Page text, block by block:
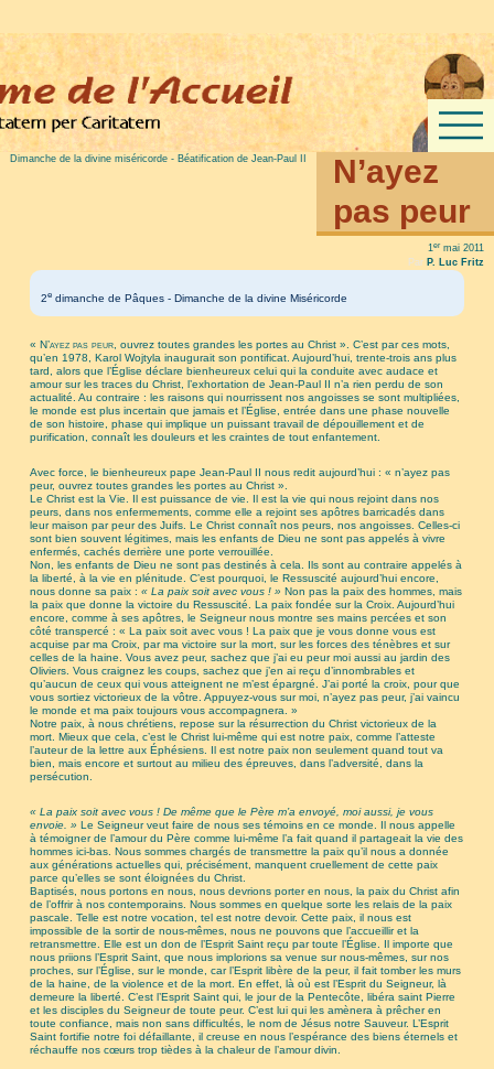
Dimanche de la divine miséricorde - Béatification de Jean-Paul II
N’ayez
pas peur
1 ermai 2011
Par P. Luc Fritz
2edimanche de Pâques - Dimanche de la divine Miséricorde
« N’ayez pas peur, ouvrez toutes grandes les portes au Christ ». C’est par ces mots,
qu’en 1978, Karol Wojtyla inaugurait son pontificat. Aujourd’hui, trente-trois ans plus
tard, alors que l’Église déclare bienheureux celui qui la conduite avec audace et
amour sur les traces du Christ, l’exhortation de Jean-Paul II n’a rien perdu de son
actualité. Au contraire : les raisons qui nourrissent nos angoisses se sont multipliées,
le monde est plus incertain que jamais et l’Église, entrée dans une phase nouvelle
de son histoire, phase qui implique un puissant travail de dépouillement et de
purification, connaît les douleurs et les craintes de tout enfantement.
Avec force, le bienheureux pape Jean-Paul II nous redit aujourd’hui : « n’ayez pas
peur, ouvrez toutes grandes les portes au Christ ».
Le Christ est la Vie. Il est puissance de vie. Il est la vie qui nous rejoint dans nos
peurs, dans nos enfermements, comme elle a rejoint ses apôtres barricadés dans
leur maison par peur des Juifs. Le Christ connaît nos peurs, nos angoisses. Celles-ci
sont bien souvent légitimes, mais les enfants de Dieu ne sont pas appelés à vivre
enfermés, cachés derrière une porte verrouillée.
Non, les enfants de Dieu ne sont pas destinés à cela. Ils sont au contraire appelés à
la liberté, à la vie en plénitude. C’est pourquoi, le Ressuscité aujourd’hui encore,
nous donne sa paix : « La paix soit avec vous ! » Non pas la paix des hommes, mais
la paix que donne la victoire du Ressuscité. La paix fondée sur la Croix. Aujourd’hui
encore, comme à ses apôtres, le Seigneur nous montre ses mains percées et son
côté transpercé : « La paix soit avec vous ! La paix que je vous donne vous est
acquise par ma Croix, par ma victoire sur la mort, sur les forces des ténèbres et sur
celles de la haine. Vous avez peur, sachez que j’ai eu peur moi aussi au jardin des
Oliviers. Vous craignez les coups, sachez que j’en ai reçu d’innombrables et
qu’aucun de ceux qui vous atteignent ne m’est épargné. J’ai porté la croix, pour que
vous sortiez victorieux de la vôtre. Appuyez-vous sur moi, n’ayez pas peur, j’ai vaincu
le monde et ma paix toujours vous accompagnera. »
Notre paix, à nous chrétiens, repose sur la résurrection du Christ victorieux de la
mort. Mieux que cela, c’est le Christ lui-même qui est notre paix, comme l’atteste
l’auteur de la lettre aux Éphésiens. Il est notre paix non seulement quand tout va
bien, mais encore et surtout au milieu des épreuves, dans l’adversité, dans la
persécution.
« La paix soit avec vous ! De même que le Père m’a envoyé, moi aussi, je vous
envoie. » Le Seigneur veut faire de nous ses témoins en ce monde. Il nous appelle
à témoigner de l’amour du Père comme lui-même l’a fait quand il partageait la vie des
hommes ici-bas. Nous sommes chargés de transmettre la paix qu’il nous a donnée
aux générations actuelles qui, précisément, manquent cruellement de cette paix
parce qu’elles se sont éloignées du Christ.
Baptisés, nous portons en nous, nous devrions porter en nous, la paix du Christ afin
de l’offrir à nos contemporains. Nous sommes en quelque sorte les relais de la paix
pascale. Telle est notre vocation, tel est notre devoir. Cette paix, il nous est
impossible de la sortir de nous-mêmes, nous ne pouvons que l’accueillir et la
retransmettre. Elle est un don de l’Esprit Saint reçu par toute l’Église. Il importe que
nous priions l’Esprit Saint, que nous implorions sa venue sur nous-mêmes, sur nos
proches, sur l’Église, sur le monde, car l’Esprit libère de la peur, il fait tomber les murs
de la haine, de la violence et de la mort. En effet, là où est l’Esprit du Seigneur, là
demeure la liberté. C’est l’Esprit Saint qui, le jour de la Pentecôte, libéra saint Pierre
et les disciples du Seigneur de toute peur. C’est lui qui les amènera à prêcher en
toute confiance, mais non sans difficultés, le nom de Jésus notre Sauveur. L’Esprit
Saint fortifie notre foi défaillante, il creuse en nous l’espérance des biens éternels et
réchauffe nos cœurs trop tièdes à la chaleur de l’amour divin.